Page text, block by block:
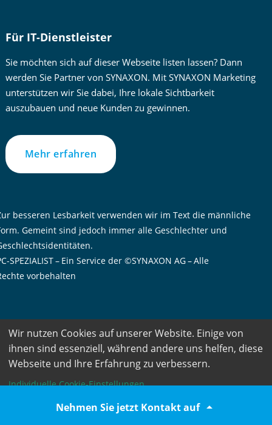
Nehmen Sie jetzt Kontakt auf 
Für IT-Dienstleister
Sie möchten sich auf dieser Webseite listen lassen? Dann
werden Sie Partner von SYNAXON. Mit SYNAXON Marketing
unterstützen wir Sie dabei, Ihre lokale Sichtbarkeit
auszubauen und neue Kunden zu gewinnen.
Mehr erfahren
besseren Lesbarkeit verwenden wir im Text die männliche
Gemeint sind jedoch immer alle Geschlechter und
SPEZIALIST – Ein Service der ©SYNAXON AG – Alle
vorbehalten
Wir nutzen Cookies auf unserer Website. Einige von
ihnen sind essenziell, während andere uns helfen, diese
Webseite und Ihre Erfahrung zu verbessern.
Individuelle Cookie-Einstellungen
Allen zustimmen